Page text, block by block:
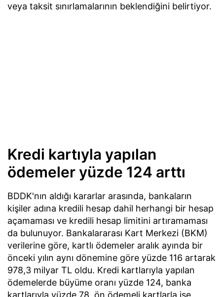
veya taksit sınırlamalarının beklendiğini belirtiyor.
Kredi kartıyla yapılan
ödemeler yüzde 124 arttı
BDDK'nın aldığı kararlar arasında, bankaların
kişiler adına kredili hesap dahil herhangi bir hesap
açamaması ve kredili hesap limitini artıramaması
da bulunuyor. Bankalararası Kart Merkezi (BKM)
verilerine göre, kartlı ödemeler aralık ayında bir
önceki yılın aynı dönemine göre yüzde 116 artarak
978,3 milyar TL oldu. Kredi kartlarıyla yapılan
ödemelerde büyüme oranı yüzde 124, banka